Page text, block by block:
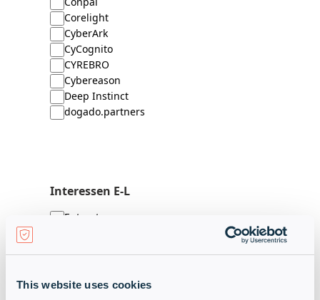
This website uses cookies
Corelight
CyberArk
CyCognito
CYREBRO
Cybereason
Deep Instinct
dogado.partners
Interessen E-L
Entrust
Extreme Networks